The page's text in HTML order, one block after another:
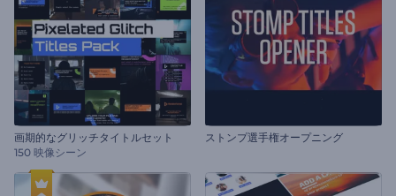
画期的なグリッチタイトルセット
150 映像シーン
ストンプ選手権オープニング